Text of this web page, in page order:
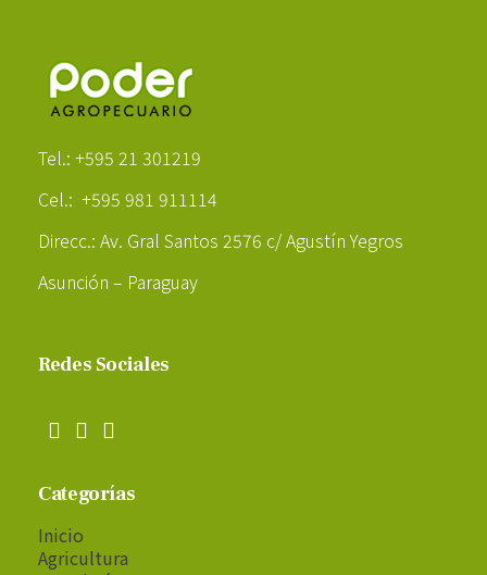
Tel.: +595 21 301219
Cel.: +595 981 911114
Direcc.: Av. Gral Santos 2576 c/ Agustín Yegros
Asunción – Paraguay
Redes Sociales
Categorías
Inicio
Agricultura